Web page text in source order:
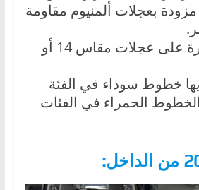
بعجلات ألمنيوم مقاومة
تحتوي السيارة على عجلات مقاس 14 أو
خطوط سوداء في الفئة
الخطوط الحمراء في الفئات